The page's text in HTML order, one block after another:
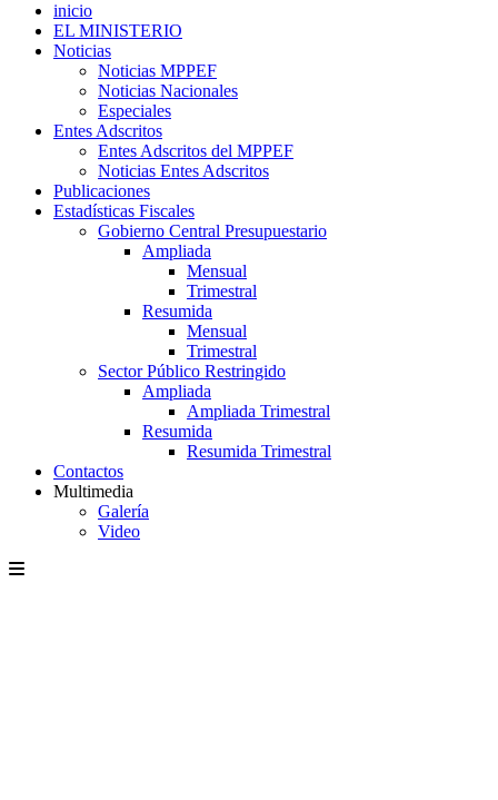
inicio
EL MINISTERIO
Noticias
Noticias MPPEF
Noticias Nacionales
Especiales
Entes Adscritos
Entes Adscritos del MPPEF
Noticias Entes Adscritos
Publicaciones
Estadísticas Fiscales
Gobierno Central Presupuestario
Ampliada
Mensual
Trimestral
Resumida
Mensual
Trimestral
Sector Público Restringido
Ampliada
Ampliada Trimestral
Resumida
Resumida Trimestral
Contactos
Multimedia
Galería
Video